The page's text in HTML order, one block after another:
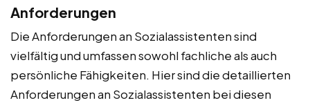
Anforderungen
Die Anforderungen an Sozialassistenten sind
vielfältig und umfassen sowohl fachliche als auch
persönliche Fähigkeiten. Hier sind die detaillierten
Anforderungen an Sozialassistenten bei diesen